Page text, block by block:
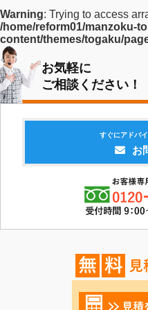
Warning: Trying to access
/home/reform01/manzoku-
content/themes/togaku/
お気軽に
ご相談ください！
すぐにアドバ
お